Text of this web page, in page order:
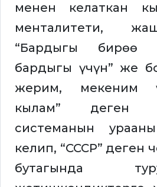
менен келаткан
менталитети,
“Бардыгы бирөө
бардыгы үчүн” же
жерим, мекеним
кылам” деген
системанын
келип, “СССР” деген
бутагында